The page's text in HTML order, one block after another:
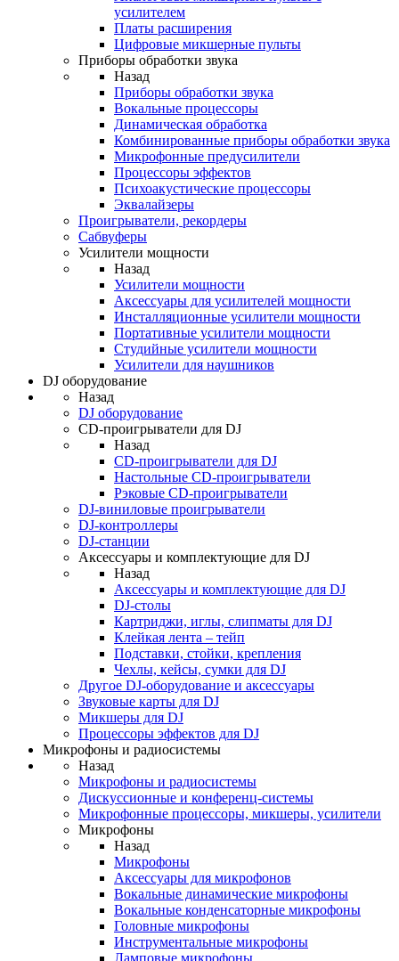
усилителем
Платы расширения
Цифровые микшерные пульты
Приборы обработки звука
Назад
Приборы обработки звука
Вокальные процессоры
Динамическая обработка
Комбинированные приборы обработки звука
Микрофонные предусилители
Процессоры эффектов
Психоакустические процессоры
Эквалайзеры
Проигрыватели, рекордеры
Сабвуферы
Усилители мощности
Назад
Усилители мощности
Аксессуары для усилителей мощности
Инсталляционные усилители мощности
Портативные усилители мощности
Студийные усилители мощности
Усилители для наушников
DJ оборудование
Назад
DJ оборудование
CD-проигрыватели для DJ
Назад
CD-проигрыватели для DJ
Настольные CD-проигрыватели
Рэковые CD-проигрыватели
DJ-виниловые проигрыватели
DJ-контроллеры
DJ-станции
Аксессуары и комплектующие для DJ
Назад
Аксессуары и комплектующие для DJ
DJ-столы
Картриджи, иглы, слипматы для DJ
Клейкая лента – тейп
Подставки, стойки, крепления
Чехлы, кейсы, сумки для DJ
Другое DJ-оборудование и аксессуары
Звуковые карты для DJ
Микшеры для DJ
Процессоры эффектов для DJ
Микрофоны и радиосистемы
Назад
Микрофоны и радиосистемы
Дискуссионные и конференц-системы
Микрофонные процессоры, микшеры, усилители
Микрофоны
Назад
Микрофоны
Аксессуары для микрофонов
Вокальные динамические микрофоны
Вокальные конденсаторные микрофоны
Головные микрофоны
Инструментальные микрофоны
Ламповые микрофоны